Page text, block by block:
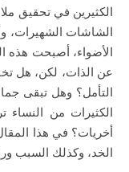
الكثيرين في تحقيق
الشاشات الشهيرات،
الأضواء، أصبحت هذه
عن الذات، لكن، هل
التأمل؟ وهل تبقى
الكثيرات من
أخريات؟ في هذا
الخد، وكذلك السبب